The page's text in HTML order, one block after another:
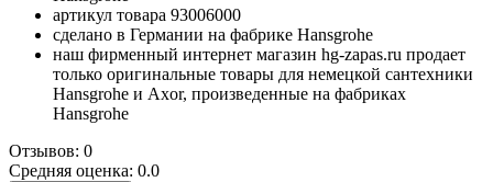
артикул товара 93006000
сделано в Германии на фабрике Hansgrohe
наш фирменный интернет магазин hg-zapas.ru продает
только оригинальные товары для немецкой сантехники
Hansgrohe и Axor, произведенные на фабриках
Hansgrohe
Отзывов: 0
Средняя оценка: 0.0